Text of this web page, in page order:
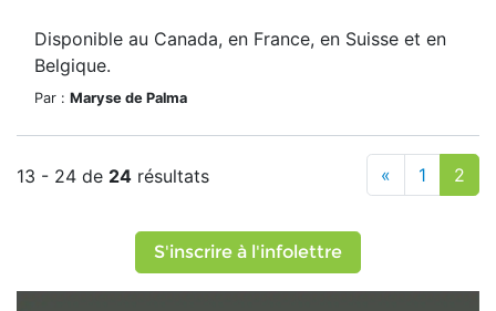
Disponible au Canada, en France, en Suisse et en
Belgique.
Par : Maryse de Palma
13 - 24 de 24 résultats « 1 2
S'inscrire à l'infolettre